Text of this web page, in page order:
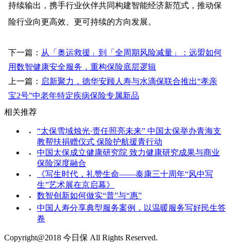
持续输出，携手行业伙伴共同构建智能经济新范式，推动保
险行业向更高效、更可持续的方向发展。
下一篇： 从「奥运救援」到「全周期风险减量」：远盟如何
用数智健康安全服务，重构保险底层逻辑
上一篇： 启新聚力，德华安顾人寿与水滴保联合推出“孝亲
宝2号”中老年特定疾病保险专属新品
相关推荐
●
“太保雪域烛光·责任照亮未来” 中国太保举办青海支
教帮扶捐赠仪式 保险护航援青行动
●
中国太保成立健康研究院 致力健康研究成果与商业
保险深度融合
●
《写生时代，礼赞生命——泰康三十周年“风中写
生”艺术展在京启幕》
● 数智创新如何做实“普”与“惠”
●
中国人寿分享典型服务案例，以温暖服务写好民生答
卷
Copyright@2018 今日保 All Rights Reserved.